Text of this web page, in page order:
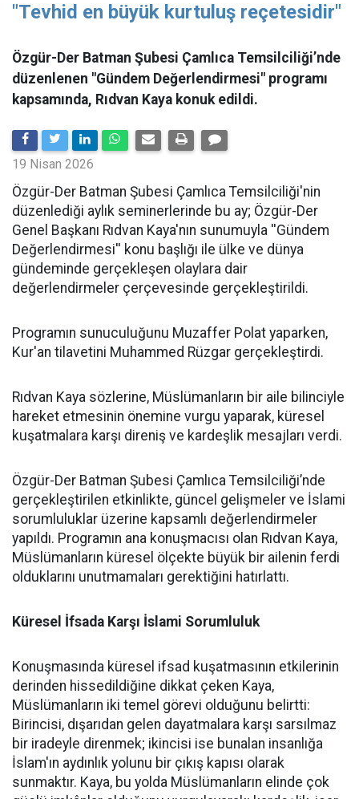
"Tevhid en büyük kurtuluş reçetesidir"
Özgür-Der Batman Şubesi Çamlıca Temsilciliği’nde
düzenlenen "Gündem Değerlendirmesi" programı
kapsamında, Rıdvan Kaya konuk edildi.
19 Nisan 2026
​Özgür-Der Batman Şubesi Çamlıca Temsilciliği'nin
düzenlediği aylık seminerlerinde bu ay; Özgür-Der
Genel Başkanı Rıdvan Kaya'nın sunumuyla ''Gündem
Değerlendirmesi'' konu başlığı ile ülke ve dünya
gündeminde gerçekleşen olaylara dair
değerlendirmeler çerçevesinde gerçekleştirildi.
Programın sunuculuğunu Muzaffer Polat yaparken,
Kur'an tilavetini Muhammed Rüzgar gerçekleştirdi.
Rıdvan Kaya sözlerine, Müslümanların bir aile bilinciyle
hareket etmesinin önemine vurgu yaparak, küresel
kuşatmalara karşı direniş ve kardeşlik mesajları verdi.
Özgür-Der Batman Şubesi Çamlıca Temsilciliği’nde
gerçekleştirilen etkinlikte, güncel gelişmeler ve İslami
sorumluluklar üzerine kapsamlı değerlendirmeler
yapıldı. Programın ana konuşmacısı olan Rıdvan Kaya,
Müslümanların küresel ölçekte büyük bir ailenin ferdi
olduklarını unutmamaları gerektiğini hatırlattı.
Küresel İfsada Karşı İslami Sorumluluk
Konuşmasında küresel ifsad kuşatmasının etkilerinin
derinden hissedildiğine dikkat çeken Kaya,
Müslümanların iki temel görevi olduğunu belirtti:
Birincisi, dışarıdan gelen dayatmalara karşı sarsılmaz
bir iradeyle direnmek; ikincisi ise bunalan insanlığa
İslam'ın aydınlık yolunu bir çıkış kapısı olarak
sunmaktır. Kaya, bu yolda Müslümanların elinde çok